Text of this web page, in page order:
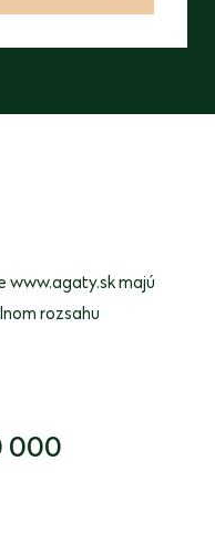
www.agaty.sk majú
rozsahu
000